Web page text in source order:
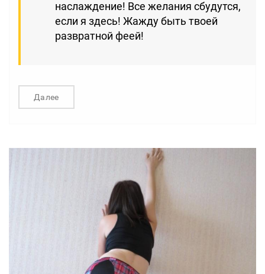
наслаждение! Все желания сбудутся,
если я здесь! Жажду быть твоей
развратной феей!
Далее